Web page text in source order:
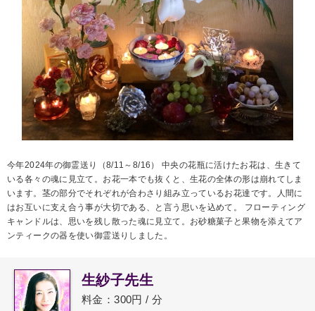
今年2024年の御霊送り（8/11～8/16） 中央の花瓶に活けたお花は、生きて
いる各々の魂に見立て。お花一本でも抜くと、生花の全体の形は崩れてしま
います。茎の部分でそれぞれが合わさり組み立っているお花達です。人間に
はお互いに支え合う事が大切である、と言う思いを込めて。 フローティング
キャンドルは、思いを残し散った魂に見立て。お砂糖菓子と果物を添えてア
ンティークの器を使い御霊送りしました。
生紗子先生
料金：300円 / 分